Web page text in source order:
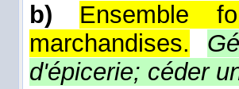
b)
Ensemble
marchandises.
d'épicerie; céder